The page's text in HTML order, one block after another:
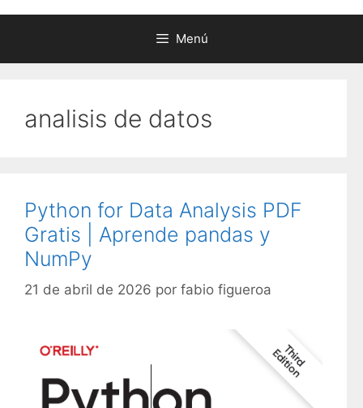
Menú
analisis de datos
Python for Data Analysis PDF
Gratis | Aprende pandas y
NumPy
21 de abril de 2026 por fabio figueroa